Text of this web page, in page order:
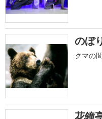
のぼ
クマの